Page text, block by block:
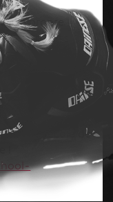
propre
vous propose
formation
de location
disponibles.
de l'école de